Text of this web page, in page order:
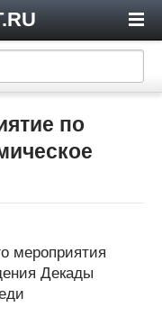
по
мероприятия
Декады